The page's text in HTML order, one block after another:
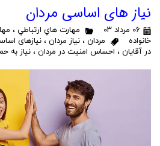
نیاز های اساسی مردان
۰۶ مرداد ۰۳ مهارت هاي ارتباطي ،
خانواده
مردان ، نیاز مردان ، نیازهای
در آقایان ، احساس امنیت در مردان ، نیاز به